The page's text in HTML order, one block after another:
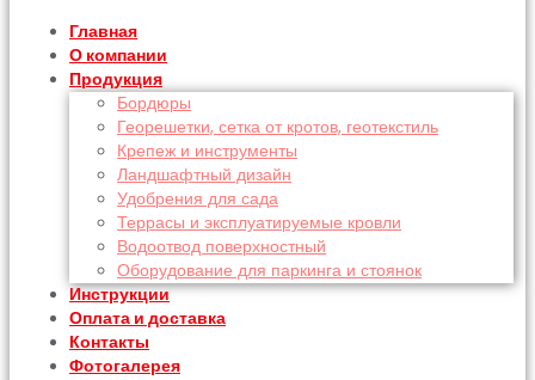
Главная
О компании
Продукция
Бордюры
Георешетки, сетка от кротов, геотекстиль
Крепеж и инструменты
Ландшафтный дизайн
Удобрения для сада
Террасы и эксплуатируемые кровли
Водоотвод поверхностный
Оборудование для паркинга и стоянок
Инструкции
Оплата и доставка
Контакты
Фотогалерея